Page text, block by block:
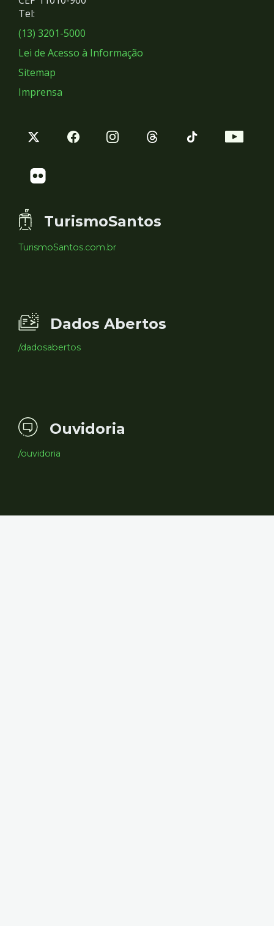
Sociais
Tel:
(13) 3201-5000
Lei de Acesso à Informação
Sitemap
Imprensa
TurismoSantos
TurismoSantos.com.br
Dados Abertos
/dadosabertos
Ouvidoria
/ouvidoria